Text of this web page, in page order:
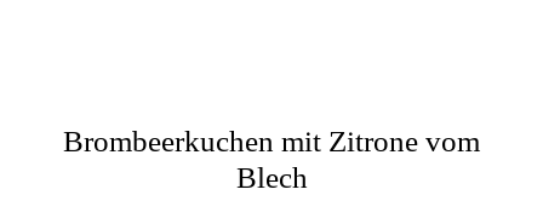
Brombeerkuchen mit Zitrone vom
Blech